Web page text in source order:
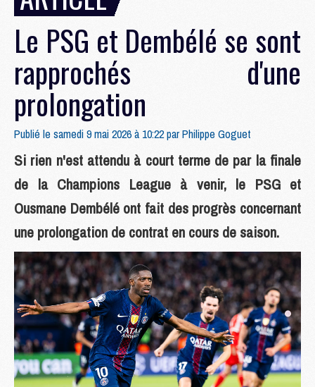
Le PSG et Dembélé se sont
rapprochés d'une
prolongation
Publié le samedi 9 mai 2026 à 10:22 parPhilippe Goguet
Si rien n'est attendu à court terme de par la finale
de la Champions League à venir, le PSG et
Ousmane Dembélé ont fait des progrès concernant
une prolongation de contrat en cours de saison.